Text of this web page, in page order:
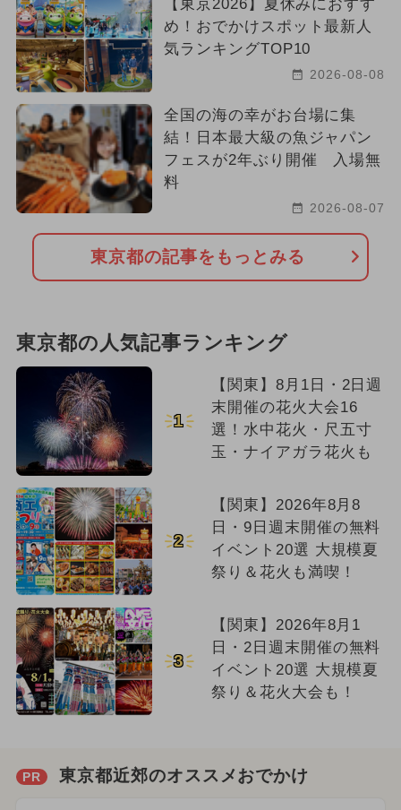
【東京2026】夏休みにおすす
め！おでかけスポット最新人
気ランキングTOP10
2026-08-08
全国の海の幸がお台場に集
結！日本最大級の魚ジャパン
フェスが2年ぶり開催 入場無
料
2026-08-07
東京都の記事をもっとみる
東京都の人気記事ランキング
1
【関東】8月1日・2日週
末開催の花火大会16
選！水中花火・尺五寸
玉・ナイアガラ花火も
2
【関東】2026年8月8
日・9日週末開催の無料
イベント20選 大規模夏
祭り＆花火も満喫！
3
【関東】2026年8月1
日・2日週末開催の無料
イベント20選 大規模夏
祭り＆花火大会も！
PR 東京都近郊のオススメおでかけ